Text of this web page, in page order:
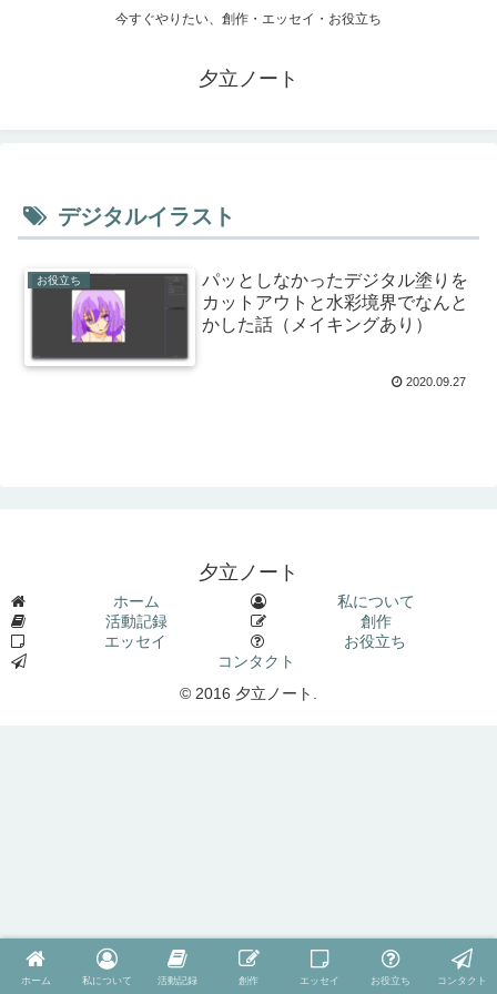
今すぐやりたい、創作・エッセイ・お役立ち
夕立ノート
デジタルイラスト
お役立ち
パッとしなかったデジタル塗りを
カットアウトと水彩境界でなんと
かした話（メイキングあり）
2020.09.27
夕立ノート
ホーム
私について
活動記録
創作
エッセイ
お役立ち
コンタクト
© 2016 夕立ノート.
ホーム 私について 活動記録 創作 エッセイ お役立ち コンタクト